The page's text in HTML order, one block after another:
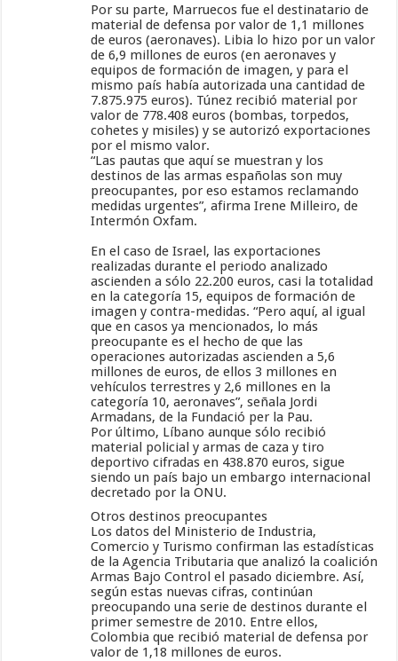
Por su parte, Marruecos fue el destinatario de
material de defensa por valor de 1,1 millones
de euros (aeronaves). Libia lo hizo por un valor
de 6,9 millones de euros (en aeronaves y
equipos de formación de imagen, y para el
mismo país había autorizada una cantidad de
7.875.975 euros). Túnez recibió material por
valor de 778.408 euros (bombas, torpedos,
cohetes y misiles) y se autorizó exportaciones
por el mismo valor.
“Las pautas que aquí se muestran y los
destinos de las armas españolas son muy
preocupantes, por eso estamos reclamando
medidas urgentes”, afirma Irene Milleiro, de
Intermón Oxfam.
En el caso de Israel, las exportaciones
realizadas durante el periodo analizado
ascienden a sólo 22.200 euros, casi la totalidad
en la categoría 15, equipos de formación de
imagen y contra-medidas. “Pero aquí, al igual
que en casos ya mencionados, lo más
preocupante es el hecho de que las
operaciones autorizadas ascienden a 5,6
millones de euros, de ellos 3 millones en
vehículos terrestres y 2,6 millones en la
categoría 10, aeronaves”, señala Jordi
Armadans, de la Fundació per la Pau.
Por último, Líbano aunque sólo recibió
material policial y armas de caza y tiro
deportivo cifradas en 438.870 euros, sigue
siendo un país bajo un embargo internacional
decretado por la ONU.
Otros destinos preocupantes
Los datos del Ministerio de Industria,
Comercio y Turismo confirman las estadísticas
de la Agencia Tributaria que analizó la coalición
Armas Bajo Control el pasado diciembre. Así,
según estas nuevas cifras, continúan
preocupando una serie de destinos durante el
primer semestre de 2010. Entre ellos,
Colombia que recibió material de defensa por
valor de 1,18 millones de euros.